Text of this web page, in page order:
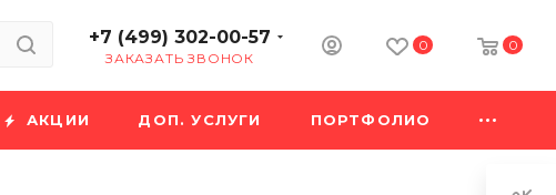
+7 (499) 302-00-57
ЗАКАЗАТЬ ЗВОНОК
0 0
АКЦИИ ДОП. УСЛУГИ ПОРТФОЛИО